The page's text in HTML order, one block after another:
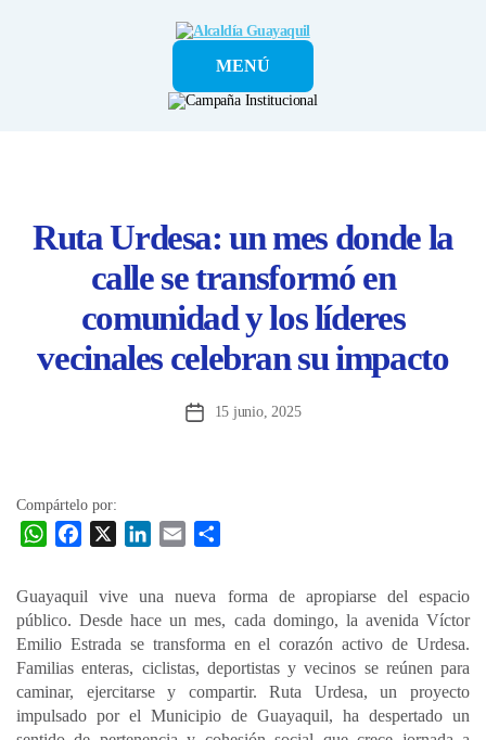
Alcaldía
GuayaquilMENÚ
Ruta Urdesa: un mes donde la
calle se transformó en
comunidad y los líderes
vecinales celebran su impacto
Fecha15 junio, 2025
Compártelo por:
W
t
s
A
p
p
e
b
o
o
k
e
d
I
n
l
a
r
t
i
Guayaquil vive una nueva forma de apropiarse del espacio
público. Desde hace un mes, cada domingo, la avenida Víctor
Emilio Estrada se transforma en el corazón activo de Urdesa.
Familias enteras, ciclistas, deportistas y vecinos se reúnen para
caminar, ejercitarse y compartir. Ruta Urdesa, un proyecto
impulsado por el Municipio de Guayaquil, ha despertado un